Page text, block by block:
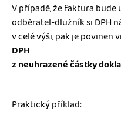
V případě, že faktura bude
odběratel-dlužník si DPH
v celé výši, pak je
DPH
z neuhrazené částky
Praktický příklad: